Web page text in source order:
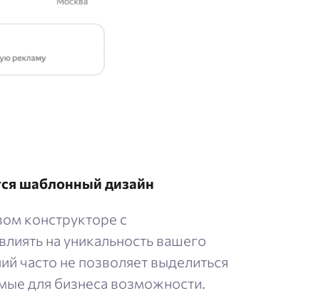
шаблонный дизайн
конструкторе с
на уникальность вашего
часто не позволяет выделиться
для бизнеса возможности.